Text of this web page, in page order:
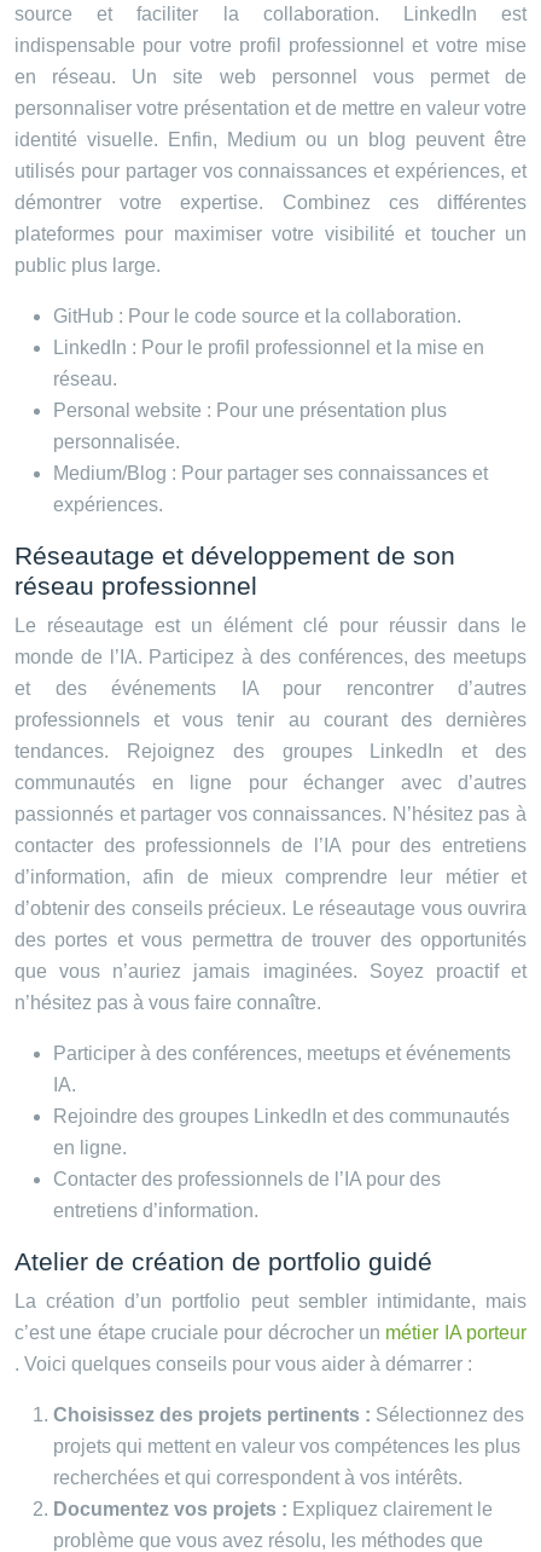
source et faciliter la collaboration. LinkedIn est
indispensable pour votre profil professionnel et votre mise
en réseau. Un site web personnel vous permet de
personnaliser votre présentation et de mettre en valeur votre
identité visuelle. Enfin, Medium ou un blog peuvent être
utilisés pour partager vos connaissances et expériences, et
démontrer votre expertise. Combinez ces différentes
plateformes pour maximiser votre visibilité et toucher un
public plus large.
GitHub : Pour le code source et la collaboration.
LinkedIn : Pour le profil professionnel et la mise en
réseau.
Personal website : Pour une présentation plus
personnalisée.
Medium/Blog : Pour partager ses connaissances et
expériences.
Réseautage et développement de son
réseau professionnel
Le réseautage est un élément clé pour réussir dans le
monde de l’IA. Participez à des conférences, des meetups
et des événements IA pour rencontrer d’autres
professionnels et vous tenir au courant des dernières
tendances. Rejoignez des groupes LinkedIn et des
communautés en ligne pour échanger avec d’autres
passionnés et partager vos connaissances. N’hésitez pas à
contacter des professionnels de l’IA pour des entretiens
d’information, afin de mieux comprendre leur métier et
d’obtenir des conseils précieux. Le réseautage vous ouvrira
des portes et vous permettra de trouver des opportunités
que vous n’auriez jamais imaginées. Soyez proactif et
n’hésitez pas à vous faire connaître.
Participer à des conférences, meetups et événements
IA.
Rejoindre des groupes LinkedIn et des communautés
en ligne.
Contacter des professionnels de l’IA pour des
entretiens d’information.
Atelier de création de portfolio guidé
La création d’un portfolio peut sembler intimidante, mais
c’est une étape cruciale pour décrocher un métier IA porteur
. Voici quelques conseils pour vous aider à démarrer :
Choisissez des projets pertinents : Sélectionnez des
projets qui mettent en valeur vos compétences les plus
recherchées et qui correspondent à vos intérêts.
Documentez vos projets : Expliquez clairement le
problème que vous avez résolu, les méthodes que